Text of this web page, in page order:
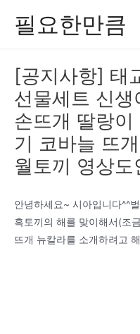
필요한만큼
[공지사항] 태
선물세트 신생
손뜨개 딸랑
기 코바늘 뜨
월토끼 영상
안녕하세요~ 시아입니다^^
흑토끼의 해를 맞이해서(조
뜨개 뉴칼라를 소개하려고